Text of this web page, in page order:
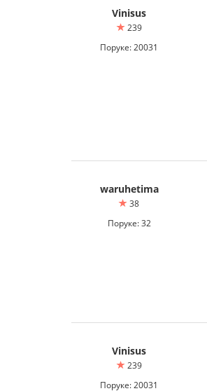
Vinisus
239
Поруке: 20031
waruhetima
38
Поруке: 32
Vinisus
239
Поруке: 20031